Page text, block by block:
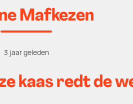
Mafkezen
3 jaar geleden
kaas redt de